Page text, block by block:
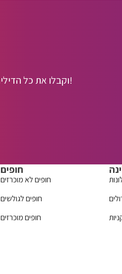
וקבלו את כל הדילים החמים ישר למייל!
חופים
חופים לא מוכרזים
חופים לגולשים
חופים מוכרזים